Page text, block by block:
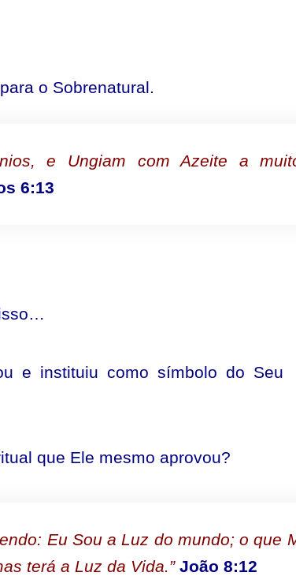
o Sobrenatural.
e Ungiam com Azeite a
6:13
e instituiu como símbolo do Seu
que Ele mesmo aprovou?
Eu Sou a Luz do mundo; o que
terá a Luz da Vida.” João 8:12